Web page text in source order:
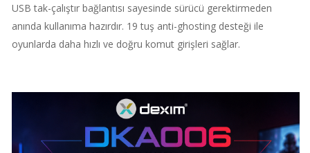
USB tak-çalıştır bağlantısı sayesinde sürücü gerektirmeden
anında kullanıma hazırdır. 19 tuş anti-ghosting desteği ile
oyunlarda daha hızlı ve doğru komut girişleri sağlar.